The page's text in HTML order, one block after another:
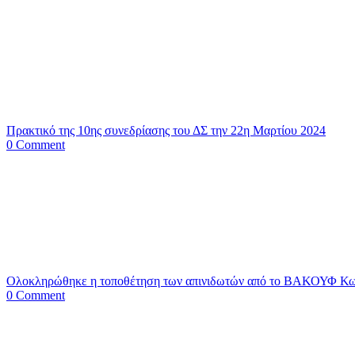
Πρακτικό της 10ης συνεδρίασης του ΔΣ την 22η Μαρτίου 2024
0 Comment
Ολοκληρώθηκε η τοποθέτηση των απινιδωτών από το ΒΑΚΟΥΦ
0 Comment